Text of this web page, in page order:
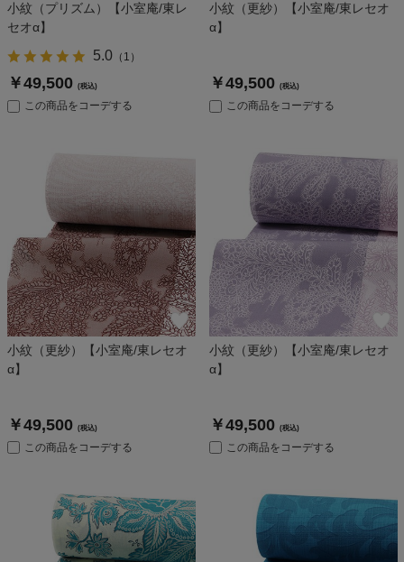
小紋（プリズム）【小室庵/東レ
セオα】
5.0（ 1 ）
￥49,500 (税込)
この商品をコーデする
小紋（更紗）【小室庵/東レセオ
α】
￥49,500 (税込)
この商品をコーデする
小紋（更紗）【小室庵/東レセオ
α】
￥49,500 (税込)
この商品をコーデする
小紋（更紗）【小室庵/東レセオ
α】
￥49,500 (税込)
この商品をコーデする